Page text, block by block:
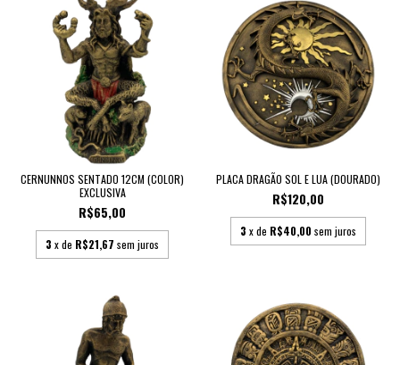
CERNUNNOS SENTADO 12CM (COLOR)
EXCLUSIVA
R$65,00
3 x de R$21,67 sem juros
PLACA DRAGÃO SOL E LUA (DOURADO)
R$120,00
3 x de R$40,00 sem juros